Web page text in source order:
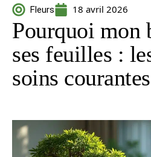
Fleurs 18 avril 2026
Pourquoi mon
ses feuilles :
soins